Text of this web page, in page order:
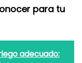
para tu
adecuado: